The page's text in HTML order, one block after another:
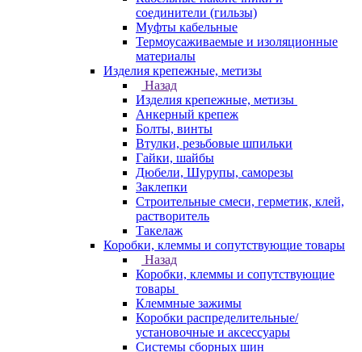
соединители (гильзы)
Муфты кабельные
Термоусаживаемые и изоляционные
материалы
Изделия крепежные, метизы
Назад
Изделия крепежные, метизы
Анкерный крепеж
Болты, винты
Втулки, резьбовые шпильки
Гайки, шайбы
Дюбели, Шурупы, саморезы
Заклепки
Строительные смеси, герметик, клей,
растворитель
Такелаж
Коробки, клеммы и сопутствующие товары
Назад
Коробки, клеммы и сопутствующие
товары
Клеммные зажимы
Коробки распределительные/
установочные и аксессуары
Системы сборных шин